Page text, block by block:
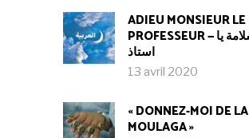
ADIEU MONSIEUR LE
PROFESSEUR — مع السلامة يا
استاذ
13 avril 2020
« DONNEZ-MOI DE LA
MOULAGA »